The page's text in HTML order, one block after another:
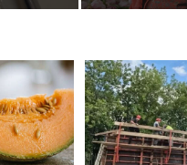
в новый дом